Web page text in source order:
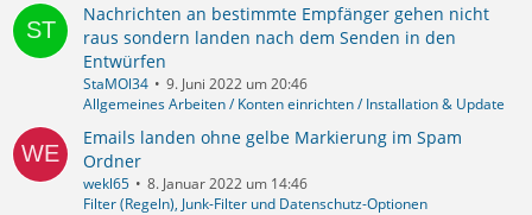
Nachrichten an bestimmte Empfänger gehen nicht
raus sondern landen nach dem Senden in den
Entwürfen
StaMOl34
9. Juni 2022 um 20:46
Allgemeines Arbeiten / Konten einrichten / Installation & Update
Emails landen ohne gelbe Markierung im Spam
Ordner
wekl65
8. Januar 2022 um 14:46
Filter (Regeln), Junk-Filter und Datenschutz-Optionen